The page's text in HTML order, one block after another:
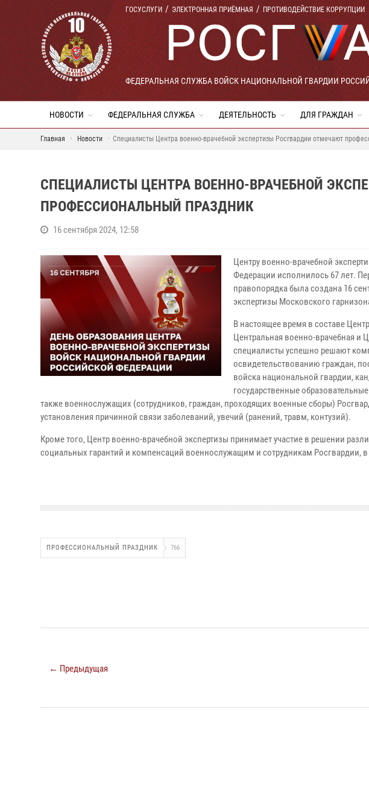
ГОСУСЛУГИ ЭЛЕКТРОННАЯ ПРИЁМНАЯ ПРОТИВОДЕЙСТВИЕ КОРРУПЦИИ
ФЕДЕРАЛЬНАЯ СЛУЖБА ВОЙСК НАЦИОНАЛЬНОЙ ГВАРДИИ
НОВОСТИ ФЕДЕРАЛЬНАЯ СЛУЖБА ДЕЯТЕЛЬНОСТЬ ДЛЯ ГРАЖДАН
Главная Новости Специалисты Центра военно-врачебной экспертизы Росгвардии отмечают
СПЕЦИАЛИСТЫ ЦЕНТРА ВОЕННО-ВРАЧЕБНОЙ
ПРОФЕССИОНАЛЬНЫЙ ПРАЗДНИК
16 сентября 2024, 12:58
Центру военно-врачебной
Федерации исполнилось 67 лет.
правопорядка была создана 16
экспертизы Московского
В настоящее время в составе
Центральная военно-врачебная и
специалисты успешно решают
освидетельствованию граждан,
войска национальной гвардии,
государственные
также военнослужащих (сотрудников, граждан, проходящих военные сборы)
установления причинной связи заболеваний, увечий (ранений, травм, контузий).
Кроме того, Центр военно-врачебной экспертизы принимает участие в решении
социальных гарантий и компенсаций военнослужащим и сотрудникам Росгвардии,
ПРОФЕССИОНАЛЬНЫЙ ПРАЗДНИК 766
← Предыдущая